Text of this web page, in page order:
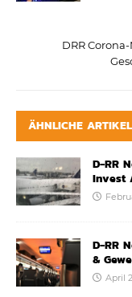
DRR
ÄHNLICHE ARTIKEL
D-RR
Invest
D-RR
&
April